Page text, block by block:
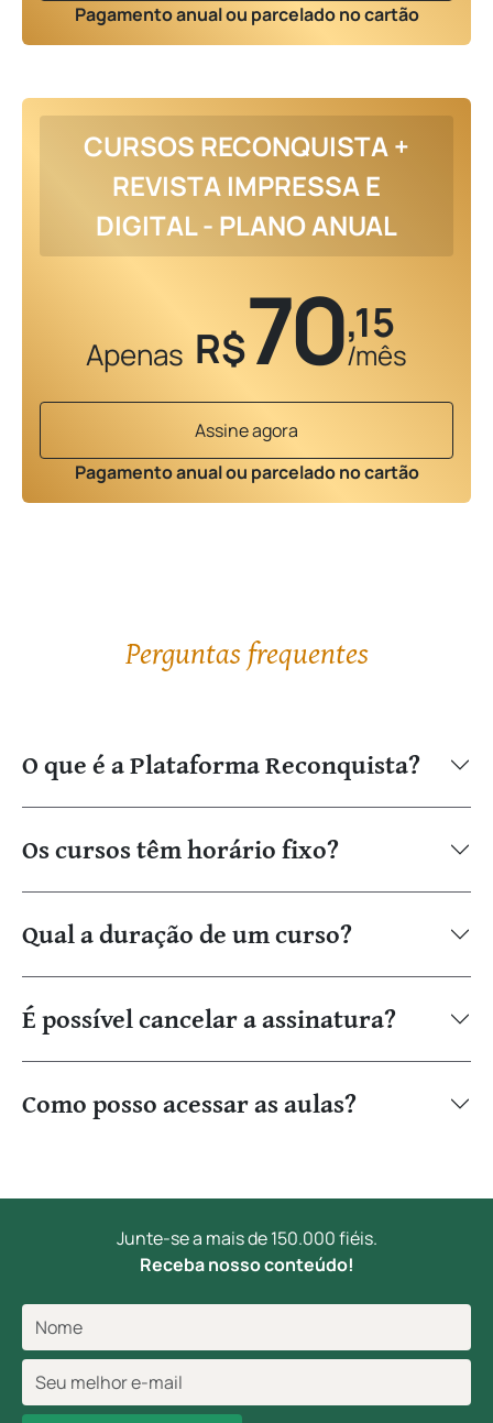
Pagamento anual ou parcelado no cartão
CURSOS RECONQUISTA +
REVISTA IMPRESSA E
DIGITAL - PLANO ANUAL
Apenas R$70,15
/mês
Assine agora
Pagamento anual ou parcelado no cartão
Perguntas frequentes
O que é a Plataforma Reconquista?
Os cursos têm horário fixo?
Qual a duração de um curso?
É possível cancelar a assinatura?
Como posso acessar as aulas?
Junte-se a mais de 150.000 fiéis.
Receba nosso conteúdo!